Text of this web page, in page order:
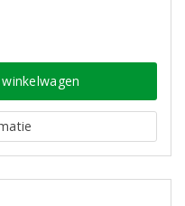
winkelwagen